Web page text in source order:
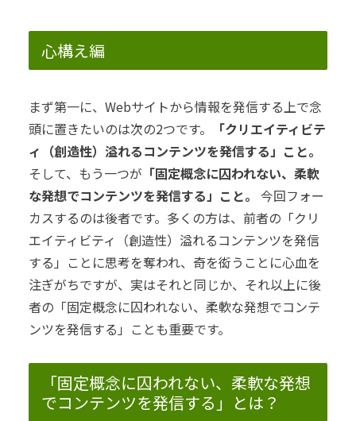
心構え編
まず第一に、Webサイトから情報を発信する上で念
頭に置きたいのは次の2つです。
「クリエイティビテ
ィ（創造性）溢れるコンテンツを発信する」こと。
そして、もう一つが 「固定概念に囚われない、柔軟
な発想でコンテンツを発信する」こと。 今回フォー
カスするのは後者です。 多くの方は、前者の「クリ
エイティビティ（創造性）溢れるコンテンツを発信
する」ことに思考を奪われ、奇を衒うことに心血を
注ぎがちですが、実はそれと同じか、それ以上に後
者の「固定概念に囚われない、柔軟な発想でコンテ
ンツを発信する」ことも重要です。
「固定概念に囚われない、柔軟な発想
でコンテンツを発信する」とは？